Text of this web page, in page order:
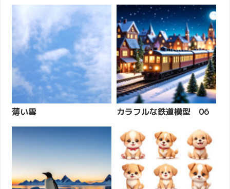
薄い雲 カラフルな鉄道模型 06